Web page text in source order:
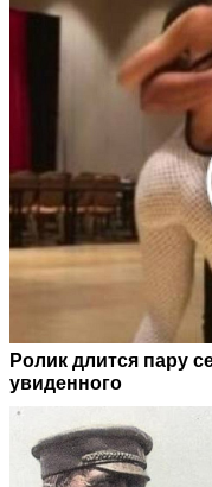
Ролик длится пару
увиденного